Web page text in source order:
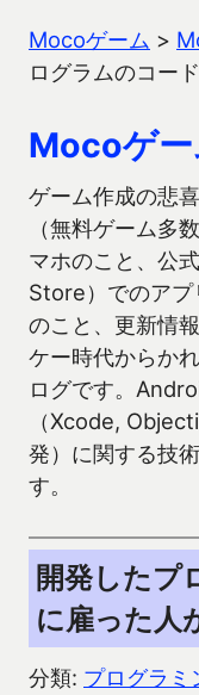
Mocoゲーム >
ログラムのコー
Mocoゲ
ゲーム作成の悲
（無料ゲーム多
マホのこと、公
Store）でのアプ
のこと、更新情
ケー時代からか
ログです。
（Xcode,
発）に関する技
す。
開発したプ
に雇った人
分類: プログラミ